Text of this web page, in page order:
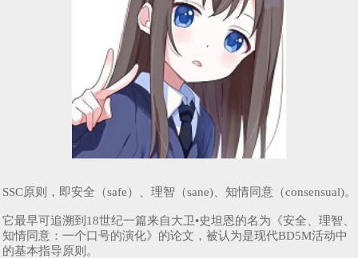
SSC原则，即安全（safe）、理智（sane)、知情同意（consensual)。
它最早可追溯到18世纪一篇来自大卫•史坦恩的名为《安全、理智、
知情同意：一个口号的演化》的论文，被认为是现代BD5M活动中
的基本指导原则。